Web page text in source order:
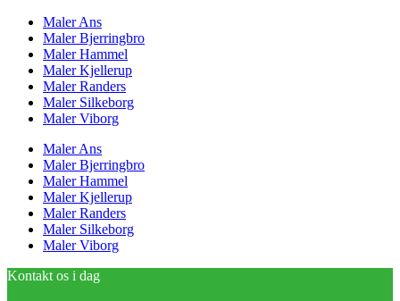
Maler Ans
Maler Bjerringbro
Maler Hammel
Maler Kjellerup
Maler Randers
Maler Silkeborg
Maler Viborg
Maler Ans
Maler Bjerringbro
Maler Hammel
Maler Kjellerup
Maler Randers
Maler Silkeborg
Maler Viborg
Kontakt os i dag